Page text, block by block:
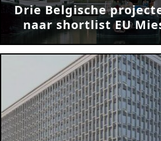
Drie Belgische
naar shortlist EU